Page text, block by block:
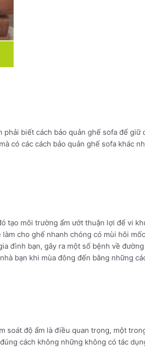
biết cách bảo quản ghế sofa để giữ
có các cách bảo quản ghế sofa khác
tạo môi trường ẩm ướt thuận lợi để vi
cho ghế nhanh chóng có mùi hôi
đình bạn, gây ra một số bệnh về
bạn khi mùa đông đến bằng những
soát độ ẩm là điều quan trọng, một
cách không những không có tác